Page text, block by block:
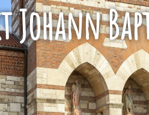
Johann